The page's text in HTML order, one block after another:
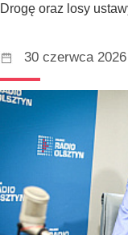
Drogę oraz losy
30 czerwca 2026